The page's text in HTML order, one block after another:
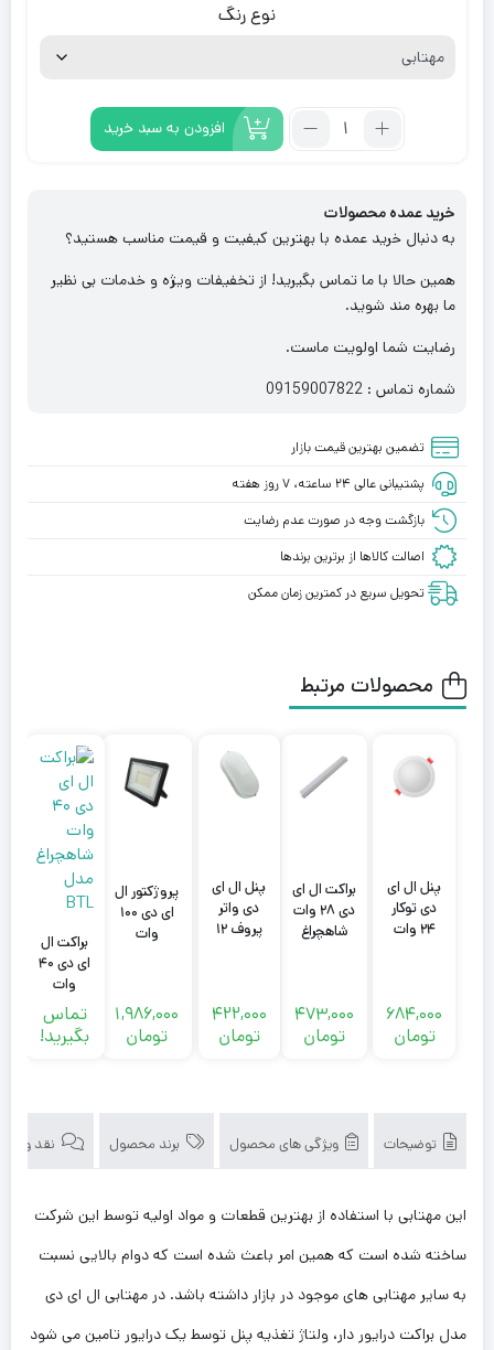
نوع رنگ
تعداد:
دی
۴۵
وات
شاهچراغ
FTL
افزودن به سبد خرید
خرید عمده محصولات
به دنبال خرید عمده با بهترین کیفیت و قیمت مناسب هستید؟
همین حالا با ما تماس بگیرید! از تخفیفات ویژه و خدمات بی نظیر
ما بهره مند شوید.
رضایت شما اولویت ماست.
شماره تماس : 09159007822
تضمین بهترین قیمت بازار
پشتیبانی عالی ۲۴ ساعته، ۷ روز هفته
بازگشت وجه در صورت عدم رضایت
اصالت کالاها از برترین برندها
تحویل سریع در کمترین زمان ممکن
محصولات مرتبط
پنل ال ای
دی توکار
۲۴ وات
684,000
تومان
براکت ال ای
دی ۲۸ وات
شاهچراغ
473,000
تومان
پنل ال ای
دی واتر
پروف ۱۲
422,000
تومان
پروژکتور ال
ای دی ۱۰۰
وات
1,986,000
تومان
براکت ال
ای دی ۴۰
وات
شاهچراغ
مدل BTL
تماس
بگیرید!
توضیحات ویژگی های محصول برند محصول نقد و
این مهتابی با استفاده از بهترین قطعات و مواد اولیه توسط این شرکت
ساخته شده است که همین امر باعث شده است که دوام بالایی نسبت
به سایر مهتابی های موجود در بازار داشته باشد. در مهتابی ال ای دی
مدل براکت درایور دار، ولتاژ تغذیه پنل توسط یک درایور تامین می شود